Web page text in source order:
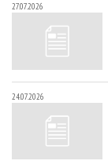
27.07.2026
24.07.2026